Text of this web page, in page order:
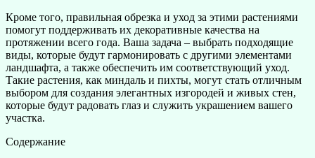
Кроме того, правильная обрезка и уход за этими растениями
помогут поддерживать их декоративные качества на
протяжении всего года. Ваша задача – выбрать подходящие
виды, которые будут гармонировать с другими элементами
ландшафта, а также обеспечить им соответствующий уход.
Такие растения, как миндаль и пихты, могут стать отличным
выбором для создания элегантных изгородей и живых стен,
которые будут радовать глаз и служить украшением вашего
участка.
Содержание